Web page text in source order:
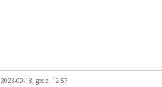
2023-09-18, godz. 12:57